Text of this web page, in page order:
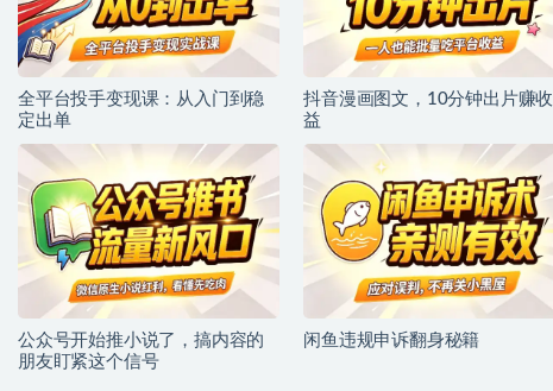
全平台投手变现课：从入门到稳
定出单
抖音漫画图文，10分钟出片赚收
益
公众号开始推小说了，搞内容的
朋友盯紧这个信号
闲鱼违规申诉翻身秘籍